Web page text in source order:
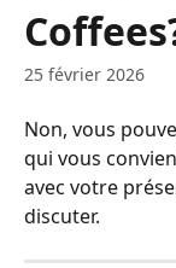
25 février 2026
Non, vous
qui vous
avec votre
discuter.